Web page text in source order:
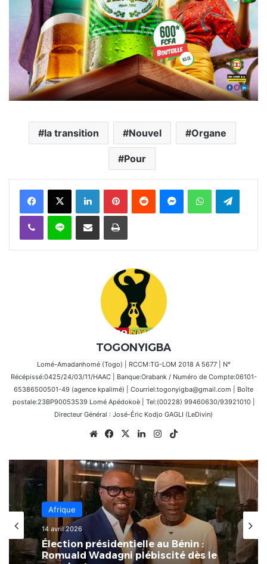
la transition Nouvel Organe
Pour
FacebookX Linkedin PinterestReddit MessengerWhatsAppTelegram
Viber Ligne Partager par email Imprimer
TOGONYIGBA
Lomé-Amadanhomé (Togo) | RCCM:TG-LOM 2018 A 5677 | N°
Récépissé:0425/24/03/11/HAAC | Banque:Orabank / Numéro de Compte:06101-
65386500501-49 (agence kpalimé) | Courriel:togonyigba@gmail.com | Boîte
postale:23BP90053539 Lomé Apédokoè | Tel:(00228) 99460630/93921010 |
Directeur Général : José-Éric Kodjo GAGLI (LeDivin)
WebsiteFacebook
X LinkedinInstagram
Afrique
14 avril 2026
Élection présidentielle au Bénin :
Romuald Wadagni plébiscité dès le